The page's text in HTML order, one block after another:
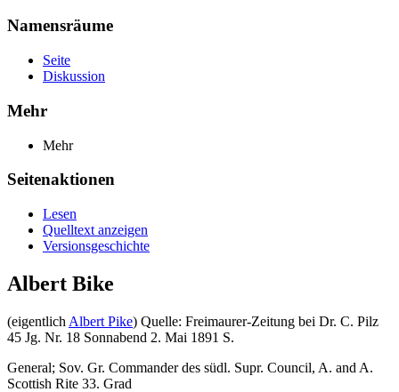
Namensräume
Seite
Diskussion
Mehr
Mehr
Seitenaktionen
Lesen
Quelltext anzeigen
Versionsgeschichte
Albert Bike
(eigentlich Albert Pike) Quelle: Freimaurer-Zeitung bei Dr. C. Pilz
45 Jg. Nr. 18 Sonnabend 2. Mai 1891 S.
General; Sov. Gr. Commander des südl. Supr. Council, A. and A.
Scottish Rite 33. Grad